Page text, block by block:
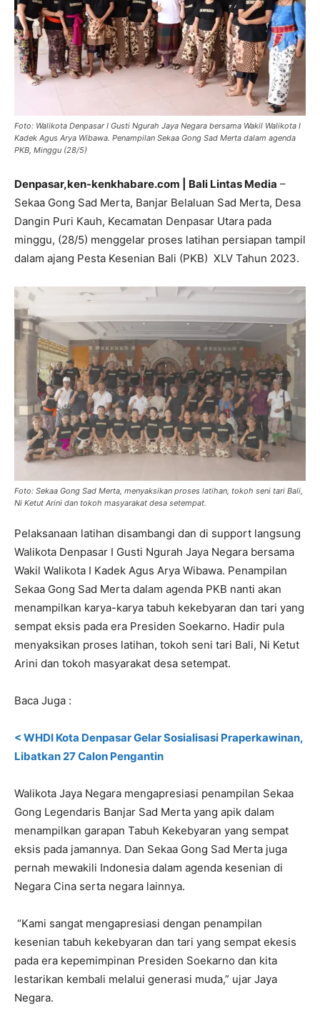
Foto: Walikota Denpasar I Gusti Ngurah Jaya Negara bersama Wakil Walikota I
Kadek Agus Arya Wibawa. Penampilan Sekaa Gong Sad Merta dalam agenda
PKB, Minggu (28/5)
Denpasar,ken-kenkhabare.com | Bali Lintas Media –
Sekaa Gong Sad Merta, Banjar Belaluan Sad Merta, Desa
Dangin Puri Kauh, Kecamatan Denpasar Utara pada
minggu, (28/5) menggelar proses latihan persiapan tampil
dalam ajang Pesta Kesenian Bali (PKB) XLV Tahun 2023.
Foto: Sekaa Gong Sad Merta, menyaksikan proses latihan, tokoh seni tari Bali,
Ni Ketut Arini dan tokoh masyarakat desa setempat.
Pelaksanaan latihan disambangi dan di support langsung
Walikota Denpasar I Gusti Ngurah Jaya Negara bersama
Wakil Walikota I Kadek Agus Arya Wibawa. Penampilan
Sekaa Gong Sad Merta dalam agenda PKB nanti akan
menampilkan karya-karya tabuh kekebyaran dan tari yang
sempat eksis pada era Presiden Soekarno. Hadir pula
menyaksikan proses latihan, tokoh seni tari Bali, Ni Ketut
Arini dan tokoh masyarakat desa setempat.
Baca Juga :
< WHDI Kota Denpasar Gelar Sosialisasi Praperkawinan,
Libatkan 27 Calon Pengantin
Walikota Jaya Negara mengapresiasi penampilan Sekaa
Gong Legendaris Banjar Sad Merta yang apik dalam
menampilkan garapan Tabuh Kekebyaran yang sempat
eksis pada jamannya. Dan Sekaa Gong Sad Merta juga
pernah mewakili Indonesia dalam agenda kesenian di
Negara Cina serta negara lainnya.
“Kami sangat mengapresiasi dengan penampilan
kesenian tabuh kekebyaran dan tari yang sempat ekesis
pada era kepemimpinan Presiden Soekarno dan kita
lestarikan kembali melalui generasi muda,” ujar Jaya
Negara.